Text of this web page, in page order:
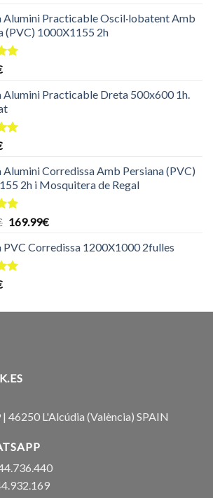
Alumini Practicable Oscil·lobatent Amb
(PVC) 1000X1155 2h
Alumini Practicable Dreta 500x600 1h.
Alumini Corredissa Amb Persiana (PVC)
2h i Mosquitera de Regal
El
original
era:
169.99€El
actual
PVC Corredissa 1200X1000 2fulles
| 46250 L'Alcúdia (València) SPAIN